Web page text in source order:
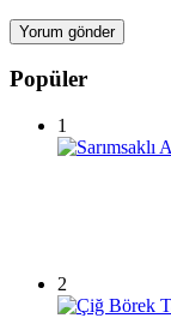
Popüler
1
2